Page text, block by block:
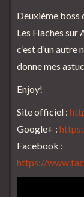
Deuxième boss
Les Haches sur
c’est d’un autre
donne mes
Enjoy!
Site officiel :
Google+ :
Facebook :
https://